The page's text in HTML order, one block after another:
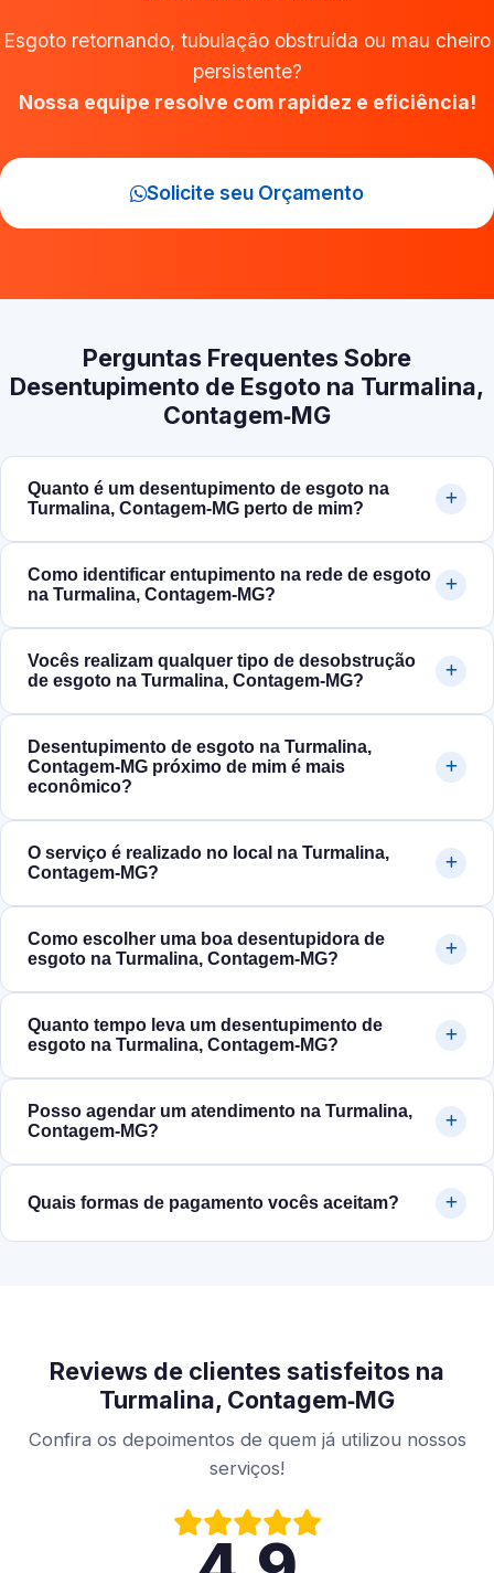
Esgoto retornando, tubulação obstruída ou mau cheiro
persistente?
Nossa equipe resolve com rapidez e eficiência!
Solicite seu Orçamento
Perguntas Frequentes Sobre
Desentupimento de Esgoto na Turmalina,
Contagem‑MG
Quanto é um desentupimento de esgoto na
Turmalina, Contagem‑MG perto de mim?
Como identificar entupimento na rede de esgoto
na Turmalina, Contagem‑MG?
Vocês realizam qualquer tipo de desobstrução
de esgoto na Turmalina, Contagem‑MG?
Desentupimento de esgoto na Turmalina,
Contagem‑MG próximo de mim é mais
econômico?
O serviço é realizado no local na Turmalina,
Contagem‑MG?
Como escolher uma boa desentupidora de
esgoto na Turmalina, Contagem‑MG?
Quanto tempo leva um desentupimento de
esgoto na Turmalina, Contagem‑MG?
Posso agendar um atendimento na Turmalina,
Contagem‑MG?
Quais formas de pagamento vocês aceitam?
Reviews de clientes satisfeitos na
Turmalina, Contagem‑MG
Confira os depoimentos de quem já utilizou nossos
serviços!